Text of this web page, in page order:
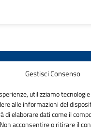
Gestisci Consenso
utilizziamo
alle informazioni del
di elaborare dati come il
acconsentire o ritirare il